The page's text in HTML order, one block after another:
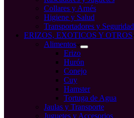
Collares y Arnés
Higiene y Salud
Transportadores y Seguridad
ERIZOS, EXOTICOS Y OTROS
Alimentos
Erizo
Hurón
Conejo
Cuy
Hamster
Tortuga de Agua
Jaulas y Transporte
Juguetes y Accesorios